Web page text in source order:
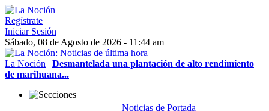
Regístrate
Iniciar Sesión
Sábado, 08 de Agosto de 2026 - 11:44 am
La Noción | Desmantelada una plantación de alto rendimiento
de marihuana...
Noticias de Portada